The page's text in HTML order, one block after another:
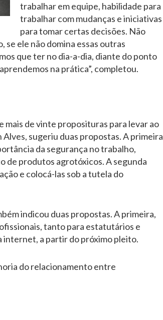
trabalhar em equipe, habilidade para
trabalhar com mudanças e iniciativas
para tomar certas decisões. Não
se ele não domina essas outras
que ter no dia-a-dia, diante do ponto
na prática”, completou.
mais de vinte proposituras para levar ao
sugeriu duas propostas. A primeira
da segurança no trabalho,
de produtos agrotóxicos. A segunda
e colocá-las sob a tutela do
indicou duas propostas. A primeira,
tanto para estatutários e
internet, a partir do próximo pleito.
do relacionamento entre